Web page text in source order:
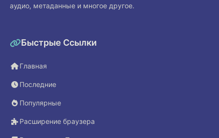
аудио, метаданные и многое другое.
Быстрые Ссылки
Главная
Последние
Популярные
Расширение браузера